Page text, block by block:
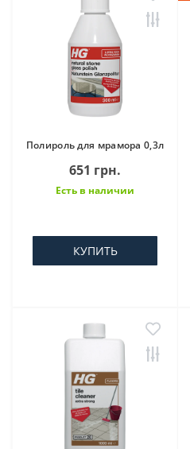
Полироль для мрамора 0,3л
651 грн.
Есть в наличии
КУПИТЬ